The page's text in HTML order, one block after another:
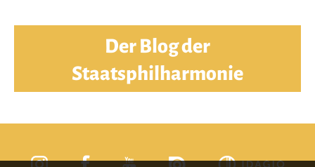
Der Blog der
Staatsphilharmonie